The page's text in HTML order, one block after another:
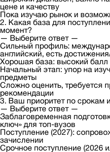
цене и качеству
Пока изучаю рынок и
2. Какая база для
момент?
— Выберите ответ —
Сильный профиль:
английский, есть
Хорошая база: высокий
Начальный этап: упор на
предметы
Сложно оценить, требуется
рекомендации
3. Ваш приоритет по срокам
— Выберите ответ —
Заблаговременная
ключ» для топ-вузов
Поступление (2027):
зачислении
Срочное поступление (2026